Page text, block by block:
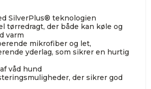
SilverPlus® teknologien
tørredragt, der både kan køle og
varm
mikrofiber og let,
yderlag, som sikrer en hurtig
våd hund
der sikrer god